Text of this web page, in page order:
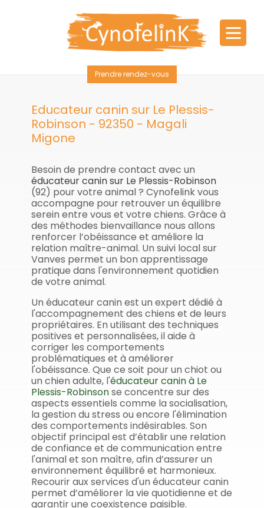
Prendre rendez-vous
Educateur canin sur Le Plessis-
Robinson - 92350 - Magali
Migone
Besoin de prendre contact avec un
éducateur canin sur Le Plessis-Robinson
(92) pour votre animal ? Cynofelink vous
accompagne pour retrouver un équilibre
serein entre vous et votre chiens. Grâce à
des méthodes bienvaillance nous allons
renforcer l’obéissance et améliore la
relation maître-animal. Un suivi local sur
Vanves permet un bon apprentissage
pratique dans l'environnement quotidien
de votre animal.
Un éducateur canin est un expert dédié à
l'accompagnement des chiens et de leurs
propriétaires. En utilisant des techniques
positives et personnalisées, il aide à
corriger les comportements
problématiques et à améliorer
l'obéissance. Que ce soit pour un chiot ou
un chien adulte, l'éducateur canin à Le
Plessis-Robinsonse concentre sur des
aspects essentiels comme la socialisation,
la gestion du stress ou encore l'élimination
des comportements indésirables. Son
objectif principal est d’établir une relation
de confiance et de communication entre
l'animal et son maître, afin d’assurer un
environnement équilibré et harmonieux.
Recourir aux services d'un éducateur canin
permet d’améliorer la vie quotidienne et de
garantir une coexistence paisible.